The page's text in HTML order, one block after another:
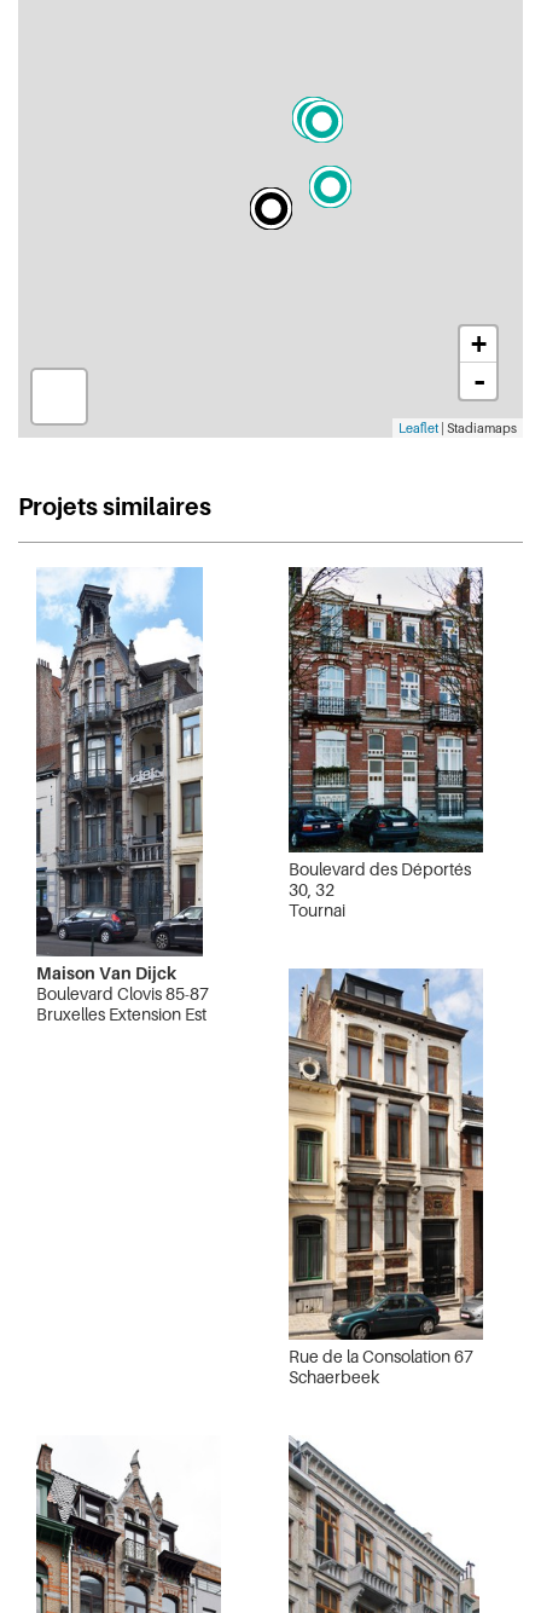
+
-
Leaflet | Stadiamaps
Projets similaires
Maison Van Dijck
Boulevard Clovis 85-87
Bruxelles Extension Est
Boulevard des Déportés
30, 32
Tournai
Rue de la Consolation 67
Schaerbeek